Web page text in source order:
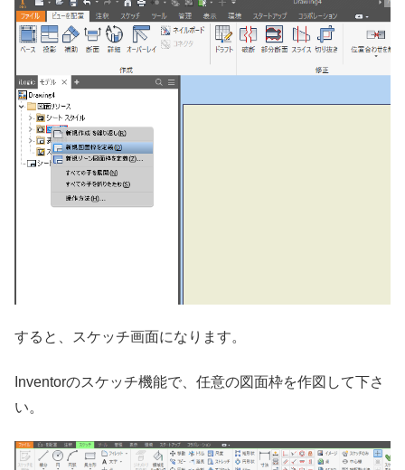
すると、スケッチ画面になります。
Inventorのスケッチ機能で、任意の図面枠を作図して下さ
い。